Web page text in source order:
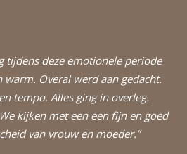
tijdens deze emotionele periode
Overal werd aan gedacht.
tempo. Alles ging in overleg.
kijken met een een fijn en goed
van vrouw en moeder.”